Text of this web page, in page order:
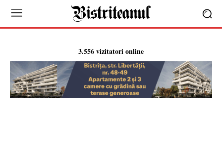
3.556 vizitatori online